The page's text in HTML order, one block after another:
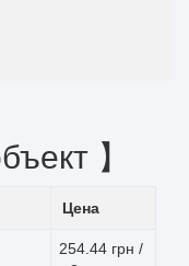
】
Цена
254.44 грн /